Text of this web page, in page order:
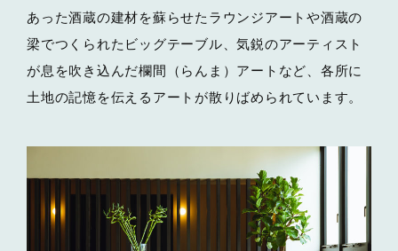
あった酒蔵の建材を蘇らせたラウンジアートや酒蔵の
梁でつくられたビッグテーブル、気鋭のアーティスト
が息を吹き込んだ欄間（らんま）アートなど、各所に
土地の記憶を伝えるアートが散りばめられています。